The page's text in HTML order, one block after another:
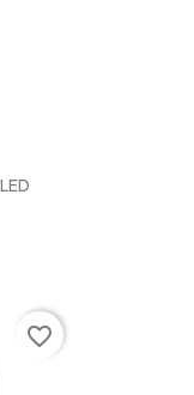
favorite_border